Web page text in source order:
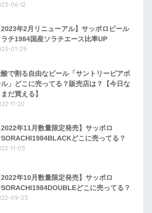
06-12
2023年2月リニューアル】サッポロビール
ラチ1984国産ソラチエース比率UP
01-29
で割る自由なビール「サントリービアボ
ル」どこに売ってる？販売店は？【今日な
まだ買える】
11-20
2022年11月数量限定発売】サッポロ
どこに売ってる？
11-05
2022年10月数量限定発売】サッポロ
どこに売ってる？
09-25